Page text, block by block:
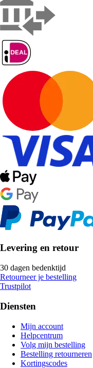
Levering en retour
30 dagen bedenktijd
Retourneer je bestelling
Trustpilot
Diensten
Mijn account
Helpcentrum
Volg mijn bestelling
Bestelling retourneren
Kortingscodes